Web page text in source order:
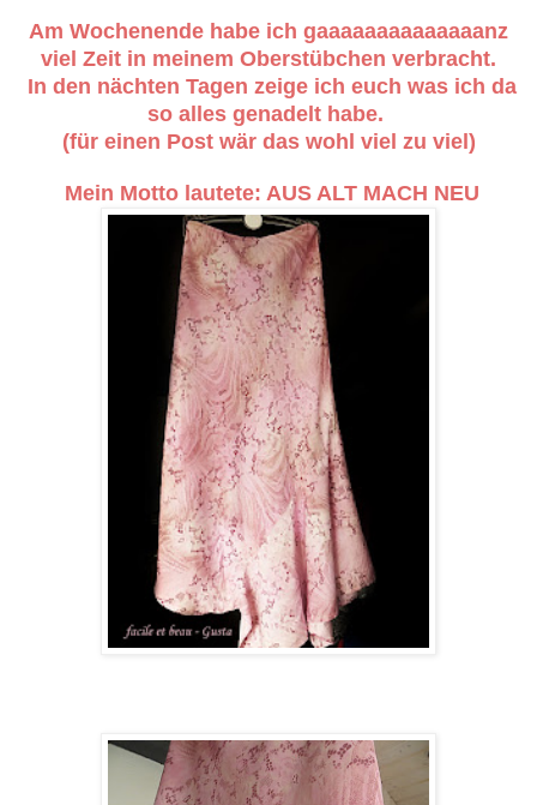
Am Wochenende habe ich gaaaaaaaaaaaaaanz
viel Zeit in meinem Oberstübchen verbracht.
In den nächten Tagen zeige ich euch was ich da
so alles genadelt habe.
(für einen Post wär das wohl viel zu viel)
Mein Motto lautete: AUS ALT MACH NEU